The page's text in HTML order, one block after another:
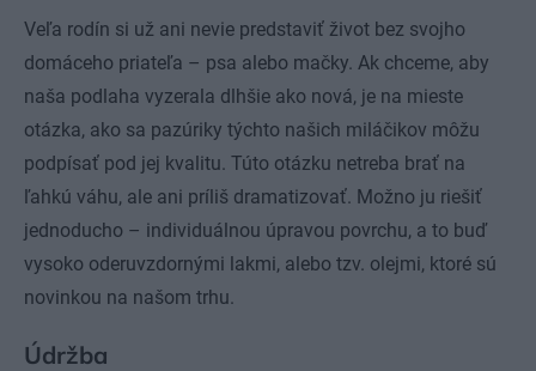
Veľa rodín si už ani nevie predstaviť život bez svojho
domáceho priateľa – psa alebo mačky. Ak chceme, aby
naša podlaha vyzerala dlhšie ako nová, je na mieste
otázka, ako sa pazúriky týchto našich miláčikov môžu
podpísať pod jej kvalitu. Túto otázku netreba brať na
ľahkú váhu, ale ani príliš dramatizovať. Možno ju riešiť
jednoducho – individuálnou úpravou povrchu, a to buď
vysoko oderuvzdornými lakmi, alebo tzv. olejmi, ktoré sú
novinkou na našom trhu.
Údržba